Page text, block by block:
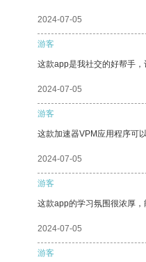
2024-07-05
游客
这款app是我社交的好帮手，
2024-07-05
游客
这款加速器VPM应用程序可
2024-07-05
游客
这款app的学习氛围很浓厚，
2024-07-05
游客